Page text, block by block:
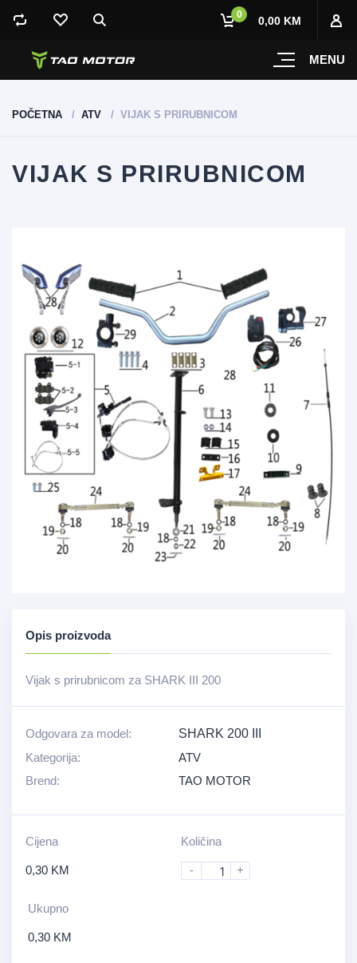
MENU
0 0,00 KM
POČETNA ATV VIJAK S PRIRUBNICOM
VIJAK S PRIRUBNICOM
Opis proizvoda
Vijak s prirubnicom za SHARK III 200
Odgovara za model:
SHARK 200 III
Kategorija:
ATV
Brend:
TAO MOTOR
Cijena
0,30 KM
Količina
- +
Ukupno
0,30 KM